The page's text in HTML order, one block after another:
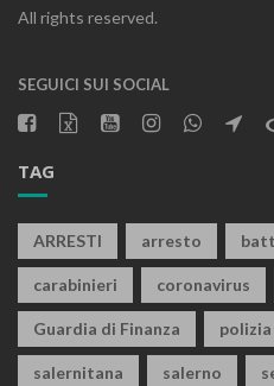
All rights reserved.
SEGUICI SUI SOCIAL
TAG
ARRESTI arresto
carabinieri coronavirus
Guardia di Finanza polizia
salernitana salerno